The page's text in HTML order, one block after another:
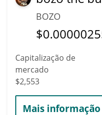
BOZO
$
Capitalização de
mercado
$2,553
Mais informação